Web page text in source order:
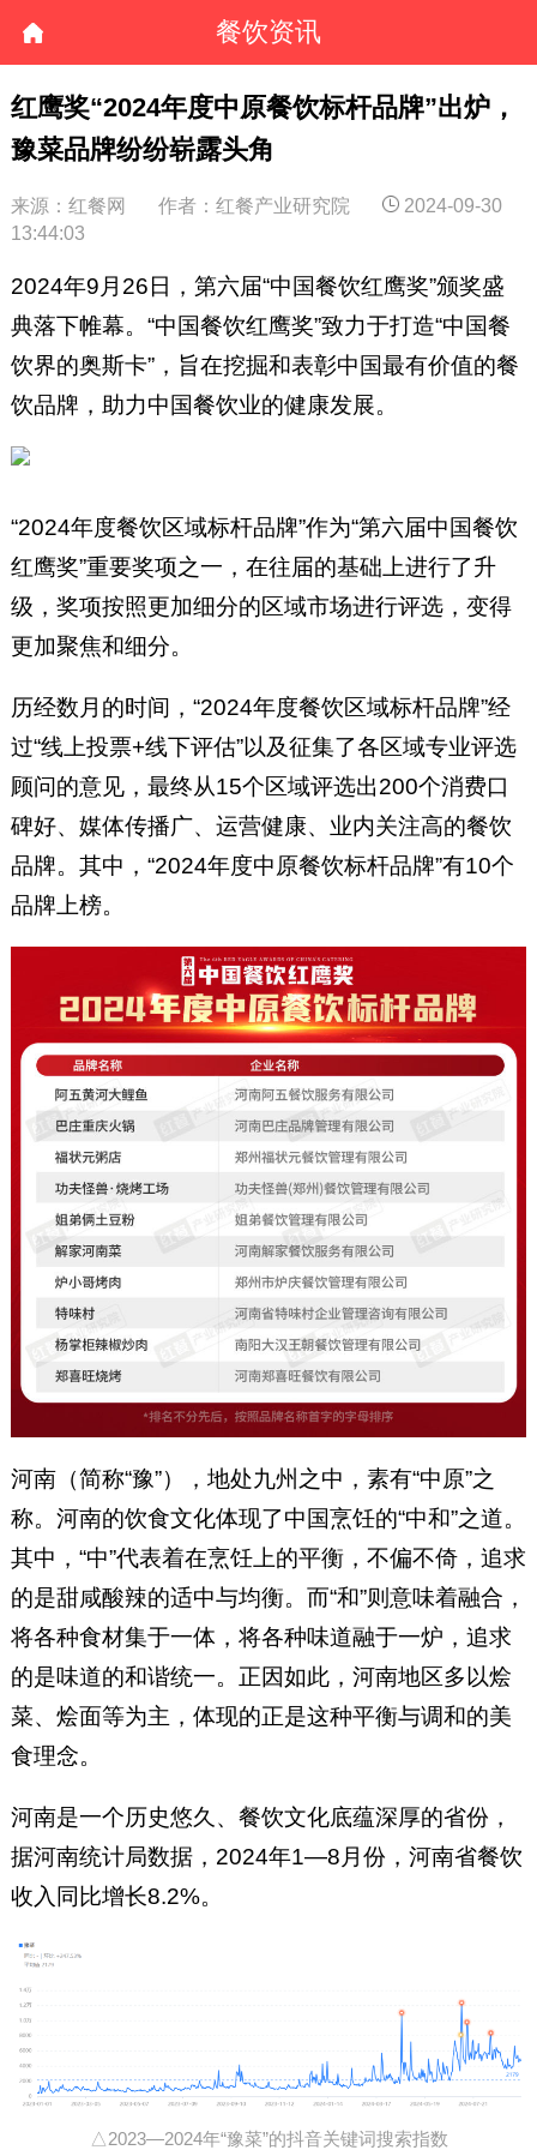
餐饮资讯
红鹰奖“2024年度中原餐饮标杆品牌”出炉，
豫菜品牌纷纷崭露头角
来源：红餐网 作者：红餐产业研究院
2024-09-30
13:44:03
2024年9月26日，第六届“中国餐饮红鹰奖”颁奖盛
典落下帷幕。“中国餐饮红鹰奖”致力于打造“中国餐
饮界的奥斯卡”，旨在挖掘和表彰中国最有价值的餐
饮品牌，助力中国餐饮业的健康发展。
“2024年度餐饮区域标杆品牌”作为“第六届中国餐饮
红鹰奖”重要奖项之一，在往届的基础上进行了升
级，奖项按照更加细分的区域市场进行评选，变得
更加聚焦和细分。
历经数月的时间，“2024年度餐饮区域标杆品牌”经
过“线上投票+线下评估”以及征集了各区域专业评选
顾问的意见，最终从15个区域评选出200个消费口
碑好、媒体传播广、运营健康、业内关注高的餐饮
品牌。其中，“2024年度中原餐饮标杆品牌”有10个
品牌上榜。
河南（简称“豫”），地处九州之中，素有“中原”之
称。河南的饮食文化体现了中国烹饪的“中和”之道。
其中，“中”代表着在烹饪上的平衡，不偏不倚，追求
的是甜咸酸辣的适中与均衡。而“和”则意味着融合，
将各种食材集于一体，将各种味道融于一炉，追求
的是味道的和谐统一。正因如此，河南地区多以烩
菜、烩面等为主，体现的正是这种平衡与调和的美
食理念。
河南是一个历史悠久、餐饮文化底蕴深厚的省份，
据河南统计局数据，2024年1—8月份，河南省餐饮
收入同比增长8.2%。
△2023—2024年“豫菜”的抖音关键词搜索指数